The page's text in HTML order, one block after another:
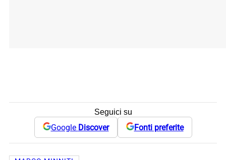
Seguici su
Google Discover Fonti preferite